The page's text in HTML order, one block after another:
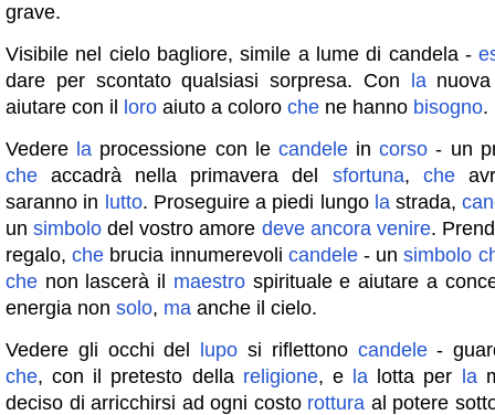
grave.
Visibile nel cielo bagliore, simile a lume di candela -
dare per scontato qualsiasi sorpresa. Con
la
aiutare con il
loro aiuto a coloro che ne hanno bisogno.
Vedere la processione con le candeleincorso - un
che accadrà nella primavera del sfortuna, che
saranno in lutto. Proseguire a piedi lungo lastrada,
unsimbolo del vostro amore deve ancora venire.
regalo,che brucia innumerevoli candele- unsimbolo
che non lascerà il maestrospirituale e aiutare a
energia non solo, ma anche il cielo.
Vedere gli occhi del
lupo si riflettono candele-
che, con il pretesto della religione, e la lotta per la
deciso di arricchirsi ad ogni costo rottura al potere